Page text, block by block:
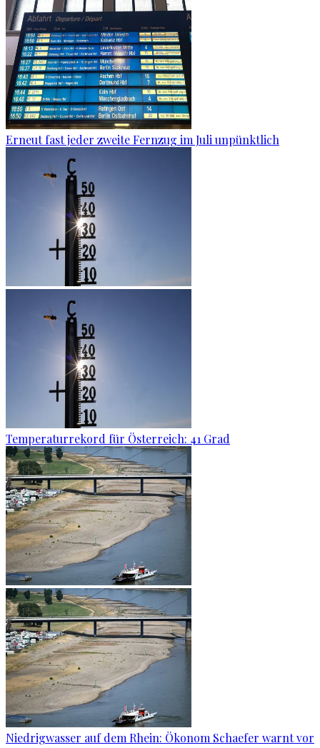
Erneut fast jeder zweite Fernzug im Juli unpünktlich
Temperaturrekord für Österreich: 41 Grad
Niedrigwasser auf dem Rhein: Ökonom Schaefer warnt vor